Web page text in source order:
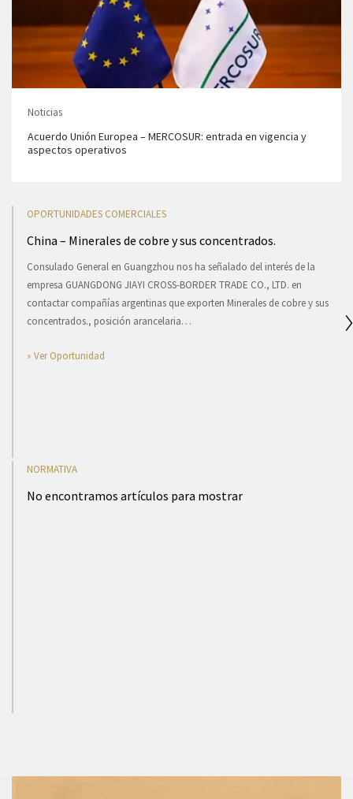
Noticias
Acuerdo Unión Europea – MERCOSUR: entrada en vigencia y
aspectos operativos
OPORTUNIDADES COMERCIALES
China – Minerales de cobre y sus concentrados.
Consulado General en Guangzhou nos ha señalado del interés de la
empresa GUANGDONG JIAYI CROSS-BORDER TRADE CO., LTD. en
contactar compañías argentinas que exporten Minerales de cobre y sus
concentrados., posición arancelaria…
» Ver Oportunidad
NORMATIVA
No encontramos artículos para mostrar